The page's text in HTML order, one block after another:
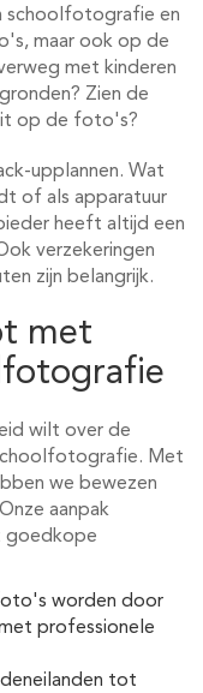
schoolfotografie en
maar ook op de
met kinderen
Zien de
op de foto's?
upplannen. Wat
of als apparatuur
heeft altijd een
verzekeringen
zijn belangrijk.
met
wilt over de
Met
we bewezen
aanpak
goedkope
worden door
professionele
tot